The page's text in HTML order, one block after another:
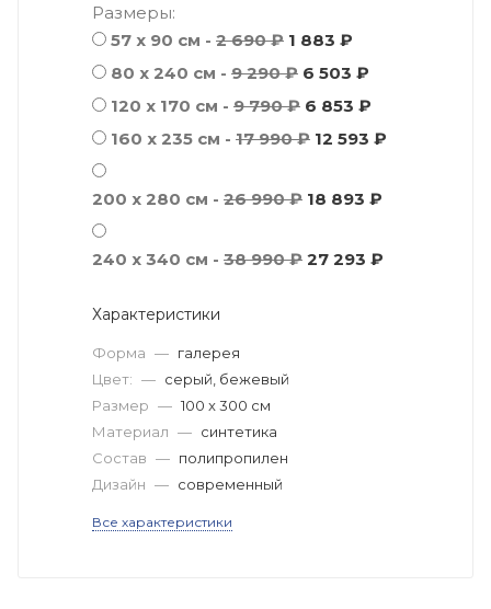
Размеры:
57 х 90 см - 2 690 ₽ 1 883 ₽
80 x 240 см - 9 290 ₽ 6 503 ₽
120 x 170 см - 9 790 ₽ 6 853 ₽
160 x 235 см - 17 990 ₽ 12 593 ₽
200 x 280 см - 26 990 ₽ 18 893 ₽
240 x 340 см - 38 990 ₽ 27 293 ₽
Характеристики
Форма — галерея
Цвет: — серый, бежевый
Размер — 100 x 300 см
Материал — синтетика
Состав — полипропилен
Дизайн — современный
Все характеристики